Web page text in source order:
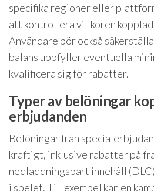
specifika regioner eller
att kontrollera villkoren
Användare bör också
balans uppfyller eventuella
kvalificera sig för rabatter.
Typer av belöningar
erbjudanden
Belöningar från
kraftigt, inklusive rabatter på
nedladdningsbart innehåll
i spelet. Till exempel kan en